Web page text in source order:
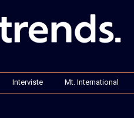
Interviste Mt. International